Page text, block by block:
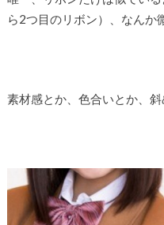
ら2つ目のリボン）、なんか
素材感とか、色合いとか、